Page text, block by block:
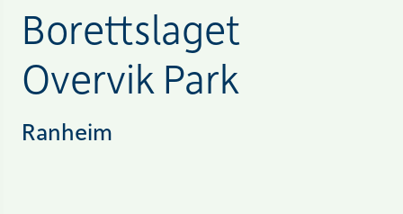
Borettslaget
Overvik Park
Ranheim